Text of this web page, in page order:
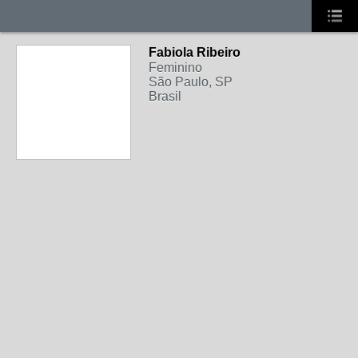
Fabiola Ribeiro
Feminino
São Paulo, SP
Brasil